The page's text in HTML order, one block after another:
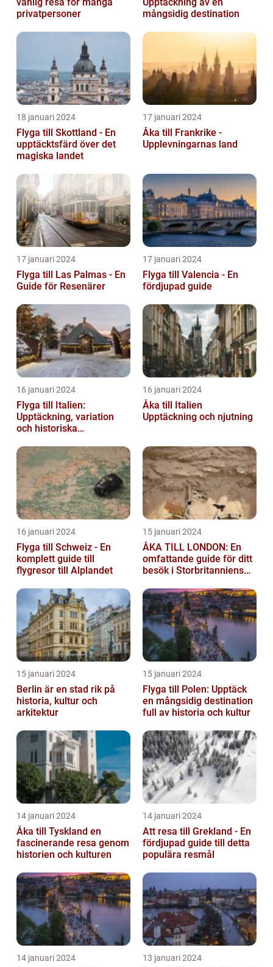
privatpersoner
mångsidig destination
18 januari 2024
Flyga till Skottland - En
upptäcktsfärd över det
magiska landet
17 januari 2024
Åka till Frankrike -
Upplevningarnas land
17 januari 2024
Flyga till Las Palmas - En
Guide för Resenärer
17 januari 2024
Flyga till Valencia - En
fördjupad guide
16 januari 2024
Flyga till Italien:
Upptäckning, variation
och historiska
16 januari 2024
Åka till Italien
Upptäckning och njutning
16 januari 2024
Flyga till Schweiz - En
komplett guide till
flygresor till Alplandet
15 januari 2024
ÅKA TILL LONDON: En
omfattande guide för ditt
besök i Storbritanniens
15 januari 2024
Berlin är en stad rik på
historia, kultur och
arkitektur
15 januari 2024
Flyga till Polen: Upptäck
en mångsidig destination
full av historia och kultur
14 januari 2024
Åka till Tyskland en
fascinerande resa genom
historien och kulturen
14 januari 2024
Att resa till Grekland - En
fördjupad guide till detta
populära resmål
14 januari 2024 13 januari 2024